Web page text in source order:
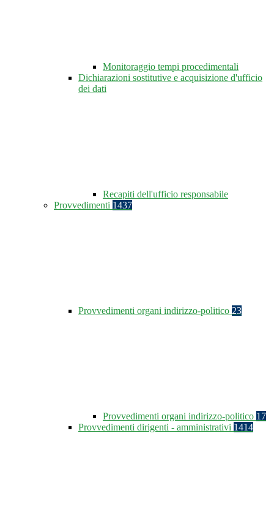
Monitoraggio tempi procedimentali
Dichiarazioni sostitutive e acquisizione d'ufficio
dei dati
Recapiti dell'ufficio responsabile
Provvedimenti 1437
Provvedimenti organi indirizzo-politico 23
Provvedimenti organi indirizzo-politico 17
Provvedimenti dirigenti - amministrativi 1414